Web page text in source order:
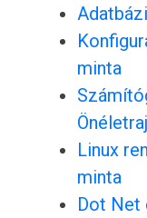
minta
Linux
minta
Dot Net